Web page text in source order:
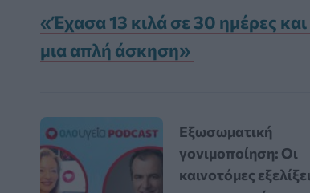
«Έχασα 13 κιλά σε 30 ημέρες
μια απλή άσκηση»
Εξωσωματική
γονιμοποίηση: Οι
καινοτόμες